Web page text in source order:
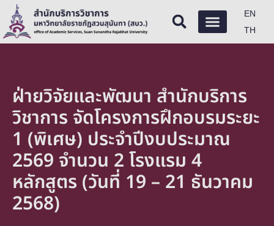
EN
TH
ฝ่ายวิจัยและพัฒนา สำนักบริการ
วิชาการ จัดโครงการฝึกอบรมระยะ
1 (พิเศษ) ประจำปีงบประมาณ
2569 จำนวน 2 โรงแรม 4
หลักสูตร (วันที่ 19 – 21 ธันวาคม
2568)